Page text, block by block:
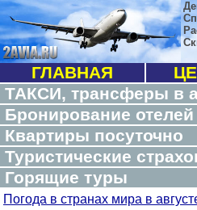
ГЛАВНАЯ
ТАКСИ, трансферы в
Бронирование отелей
Квартиры посуточно
Туристические
Горящие туры
Погода в странах мира в